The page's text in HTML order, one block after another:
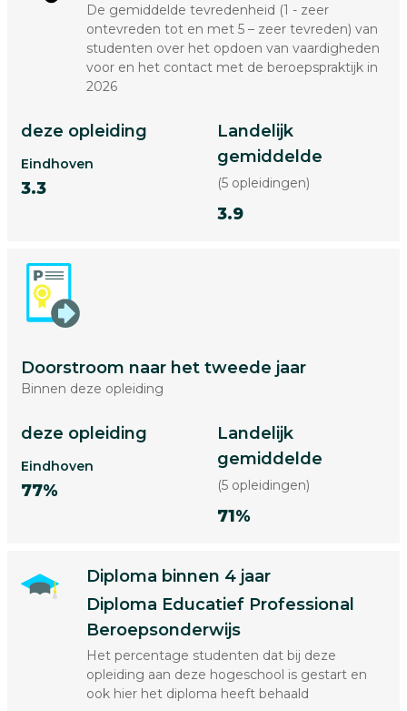
De gemiddelde tevredenheid (1 - zeer
ontevreden tot en met 5 – zeer tevreden) van
studenten over het opdoen van vaardigheden
voor en het contact met de beroepspraktijk in
2026
deze opleiding
Eindhoven
3.3
Landelijk
gemiddelde
(5 opleidingen)
3.9
Doorstroom naar het tweede jaar
Binnen deze opleiding
deze opleiding
Eindhoven
77%
Landelijk
gemiddelde
(5 opleidingen)
71%
Diploma binnen 4 jaar
Diploma Educatief Professional
Beroepsonderwijs
Het percentage studenten dat bij deze
opleiding aan deze hogeschool is gestart en
ook hier het diploma heeft behaald